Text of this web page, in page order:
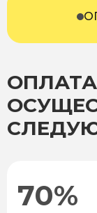
70%